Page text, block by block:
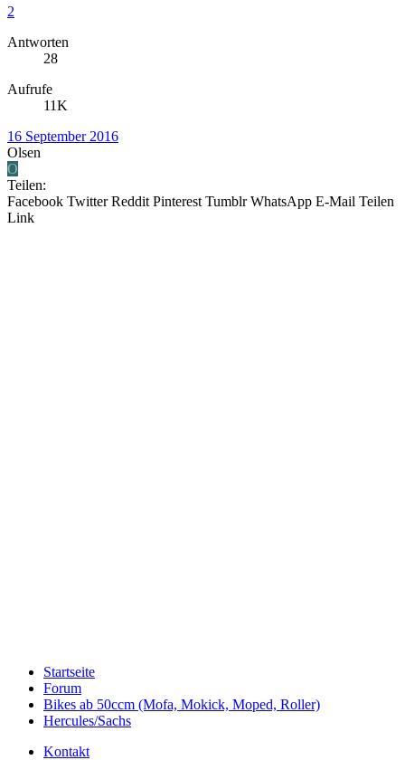
2
Antworten
28
Aufrufe
11K
16 September 2016
Olsen
O
Teilen:
Facebook Twitter Reddit Pinterest Tumblr WhatsApp E-Mail Teilen
Link
Startseite
Forum
Bikes ab 50ccm (Mofa, Mokick, Moped, Roller)
Hercules/Sachs
Kontakt